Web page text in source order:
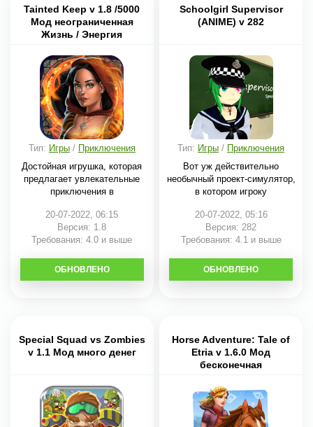
Tainted Keep v 1.8 /5000
Мод неограниченная
Жизнь / Энергия
Тип: Игры/ Приключения
Достойная игрушка, которая
предлагает увлекательные
приключения в
20-07-2022, 06:15
Версия: 1.8
Требования: 4.0 и выше
СКАЧАТЬ
ОБНОВЛЕНО
Schoolgirl Supervisor
(ANIME) v 282
Тип: Игры / Приключения
Вот уж действительно
необычный проект-симулятор,
в котором игроку
20-07-2022, 05:16
Версия: 282
Требования: 4.1 и выше
СКАЧАТЬ
ОБНОВЛЕНО
Special Squad vs Zombies
v 1.1 Мод много денег
Horse Adventure: Tale of
Etria v 1.6.0 Мод
бесконечная